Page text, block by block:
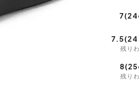
残り
残り